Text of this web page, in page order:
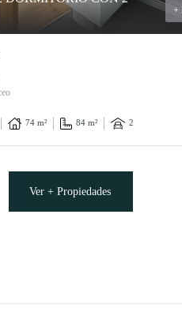
+
74 m² 84 m² 2
Ver + Propiedades